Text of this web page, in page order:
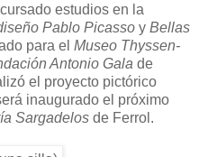
estudios en la
Pablo Picasso y Bellas
para el Museo Thyssen-
Antonio Gala de
el proyecto pictórico
inaugurado el próximo
Sargadelos de Ferrol.